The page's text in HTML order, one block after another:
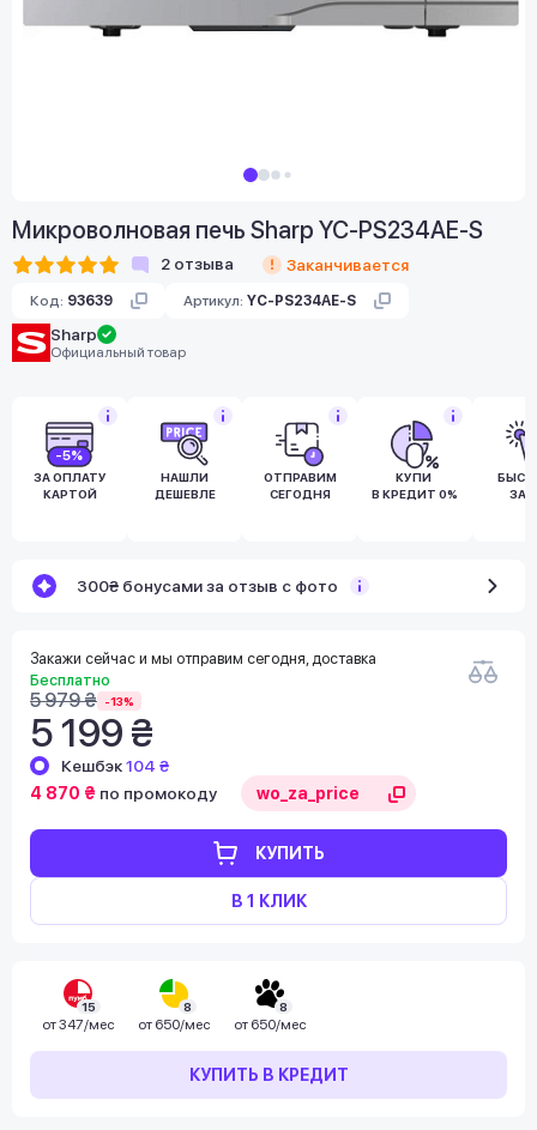
Микроволновая печь Sharp YC-PS234AE-S
2 отзыва Заканчивается
Код: 93639 Артикул: YC-PS234AE-S
Sharp
Официальный товар
-5%
ЗА ОПЛАТУ
КАРТОЙ
НАШЛИ
ДЕШЕВЛЕ
ОТПРАВИМ
СЕГОДНЯ
КУПИ
В КРЕДИТ 0%
300₴ бонусами за отзыв с фото
Закажи сейчас и мы отправим сегодня, доставка
Бесплатно
5 979 ₴ -13%
5 199 ₴
КУПИТЬ
В 1 КЛИК
Кешбэк104 ₴
4 870 ₴ по промокоду
15
от347/мес
8
от 650/мес
8
от 650/мес
КУПИТЬ В КРЕДИТ